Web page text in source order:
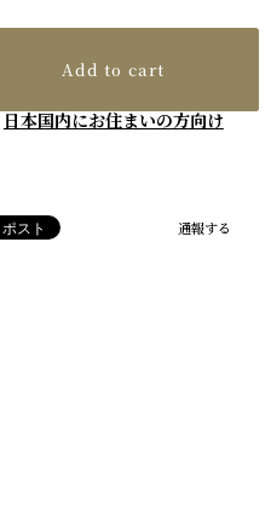
Add to cart
日本国内にお住まいの方向け
通報する